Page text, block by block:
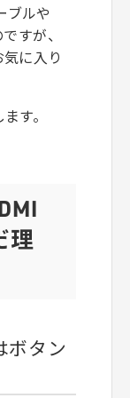
ブルや
すが、
に入り
す。
理
ボタン